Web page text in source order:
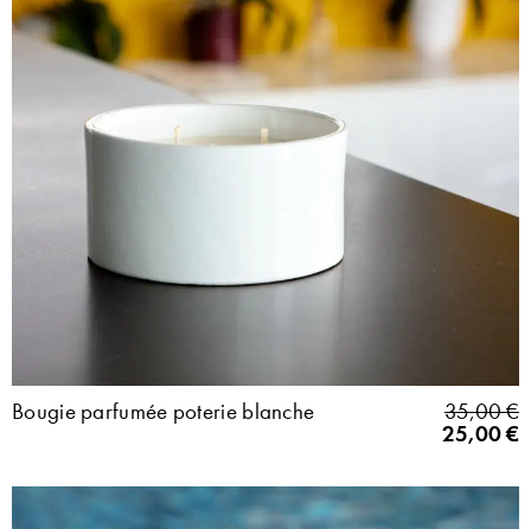
Bougie parfumée poterie blanche 35,00€
25,00€